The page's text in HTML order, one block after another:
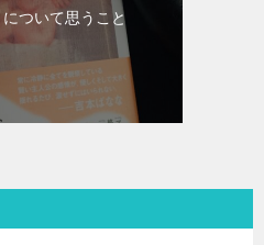
ついて思うこと